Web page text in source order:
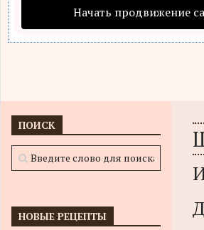
Начать продвижение
ПОИСК
НОВЫЕ РЕЦЕПТЫ